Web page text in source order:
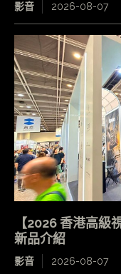
影音 2026-08-07
【2026 香港高級
新品介紹
影音 2026-08-07